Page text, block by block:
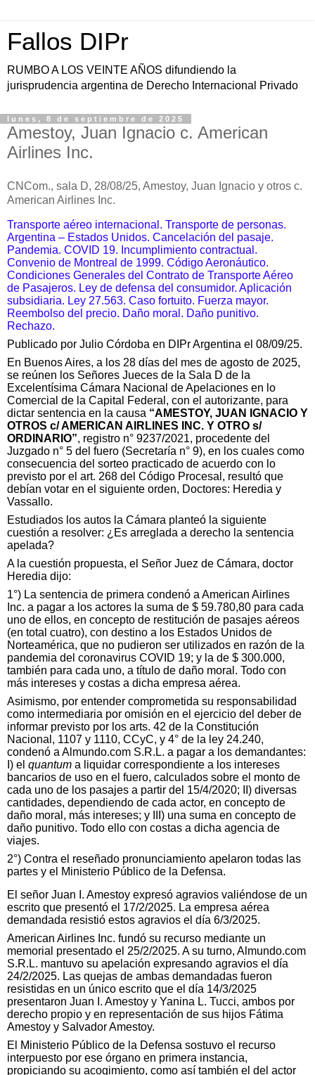
Fallos DIPr
RUMBO A LOS VEINTE AÑOS difundiendo la
jurisprudencia argentina de Derecho Internacional Privado
lunes, 8 de septiembre de 2025
Amestoy, Juan Ignacio c. American
Airlines Inc.
CNCom., sala D, 28/08/25, Amestoy, Juan Ignacio y otros c.
American Airlines Inc.
Transporte aéreo internacional. Transporte de personas.
Argentina – Estados Unidos. Cancelación del pasaje.
Pandemia. COVID 19. Incumplimiento contractual.
Convenio de Montreal de 1999. Código Aeronáutico.
Condiciones Generales del Contrato de Transporte Aéreo
de Pasajeros. Ley de defensa del consumidor. Aplicación
subsidiaria. Ley 27.563. Caso fortuito. Fuerza mayor.
Reembolso del precio. Daño moral. Daño punitivo.
Rechazo.
Publicado por Julio Córdoba en DIPr Argentina el 08/09/25.
En Buenos Aires, a los 28 días del mes de agosto de 2025,
se reúnen los Señores Jueces de la Sala D de la
Excelentísima Cámara Nacional de Apelaciones en lo
Comercial de la Capital Federal, con el autorizante, para
dictar sentencia en la causa “AMESTOY, JUAN IGNACIO Y
OTROS c/ AMERICAN AIRLINES INC. Y OTRO s/
ORDINARIO”, registro n° 9237/2021, procedente del
Juzgado n° 5 del fuero (Secretaría n° 9), en los cuales como
consecuencia del sorteo practicado de acuerdo con lo
previsto por el art. 268 del Código Procesal, resultó que
debían votar en el siguiente orden, Doctores: Heredia y
Vassallo.
Estudiados los autos la Cámara planteó la siguiente
cuestión a resolver: ¿Es arreglada a derecho la sentencia
apelada?
A la cuestión propuesta, el Señor Juez de Cámara, doctor
Heredia dijo:
1°) La sentencia de primera condenó a American Airlines
Inc. a pagar a los actores la suma de $ 59.780,80 para cada
uno de ellos, en concepto de restitución de pasajes aéreos
(en total cuatro), con destino a los Estados Unidos de
Norteamérica, que no pudieron ser utilizados en razón de la
pandemia del coronavirus COVID 19; y la de $ 300.000,
también para cada uno, a título de daño moral. Todo con
más intereses y costas a dicha empresa aérea.
Asimismo, por entender comprometida su responsabilidad
como intermediaria por omisión en el ejercicio del deber de
informar previsto por los arts. 42 de la Constitución
Nacional, 1107 y 1110, CCyC, y 4° de la ley 24.240,
condenó a Almundo.com S.R.L. a pagar a los demandantes:
I) el quantum a liquidar correspondiente a los intereses
bancarios de uso en el fuero, calculados sobre el monto de
cada uno de los pasajes a partir del 15/4/2020; II) diversas
cantidades, dependiendo de cada actor, en concepto de
daño moral, más intereses; y III) una suma en concepto de
daño punitivo. Todo ello con costas a dicha agencia de
viajes.
2°) Contra el reseñado pronunciamiento apelaron todas las
partes y el Ministerio Público de la Defensa.
El señor Juan I. Amestoy expresó agravios valiéndose de un
escrito que presentó el 17/2/2025. La empresa aérea
demandada resistió estos agravios el día 6/3/2025.
American Airlines Inc. fundó su recurso mediante un
memorial presentado el 25/2/2025. A su turno, Almundo.com
S.R.L. mantuvo su apelación expresando agravios el día
24/2/2025. Las quejas de ambas demandadas fueron
resistidas en un único escrito que el día 14/3/2025
presentaron Juan I. Amestoy y Yanina L. Tucci, ambos por
derecho propio y en representación de sus hijos Fátima
Amestoy y Salvador Amestoy.
El Ministerio Público de la Defensa sostuvo el recurso
interpuesto por ese órgano en primera instancia,
propiciando su acogimiento, como así también el del actor